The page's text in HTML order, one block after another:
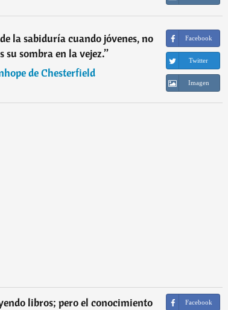
la sabiduría cuando jóvenes, no
su sombra en la vejez.”
de Chesterfield
Facebook
Twitter
Imagen
libros; pero el conocimiento
Facebook